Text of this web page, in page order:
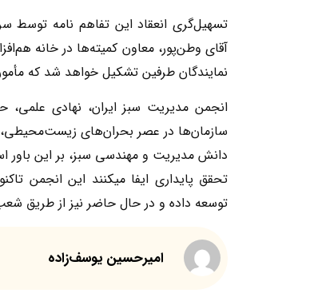
تسهیل‌گری انعقاد این تفاهم نامه
آقای وطن‌پور، معاون کمیته‌ها در خانه
نمایندگان طرفین تشکیل خواهد شد که
سازمان‌ها در عصر بحران‌های
دانش مدیریت و مهندسی سبز، بر این باور
تحقق پایداری ایفا میکنند این انجمن
توسعه داده و در حال حاضر نیز از طریق شعب
امیرحسین یوسف‌زاده